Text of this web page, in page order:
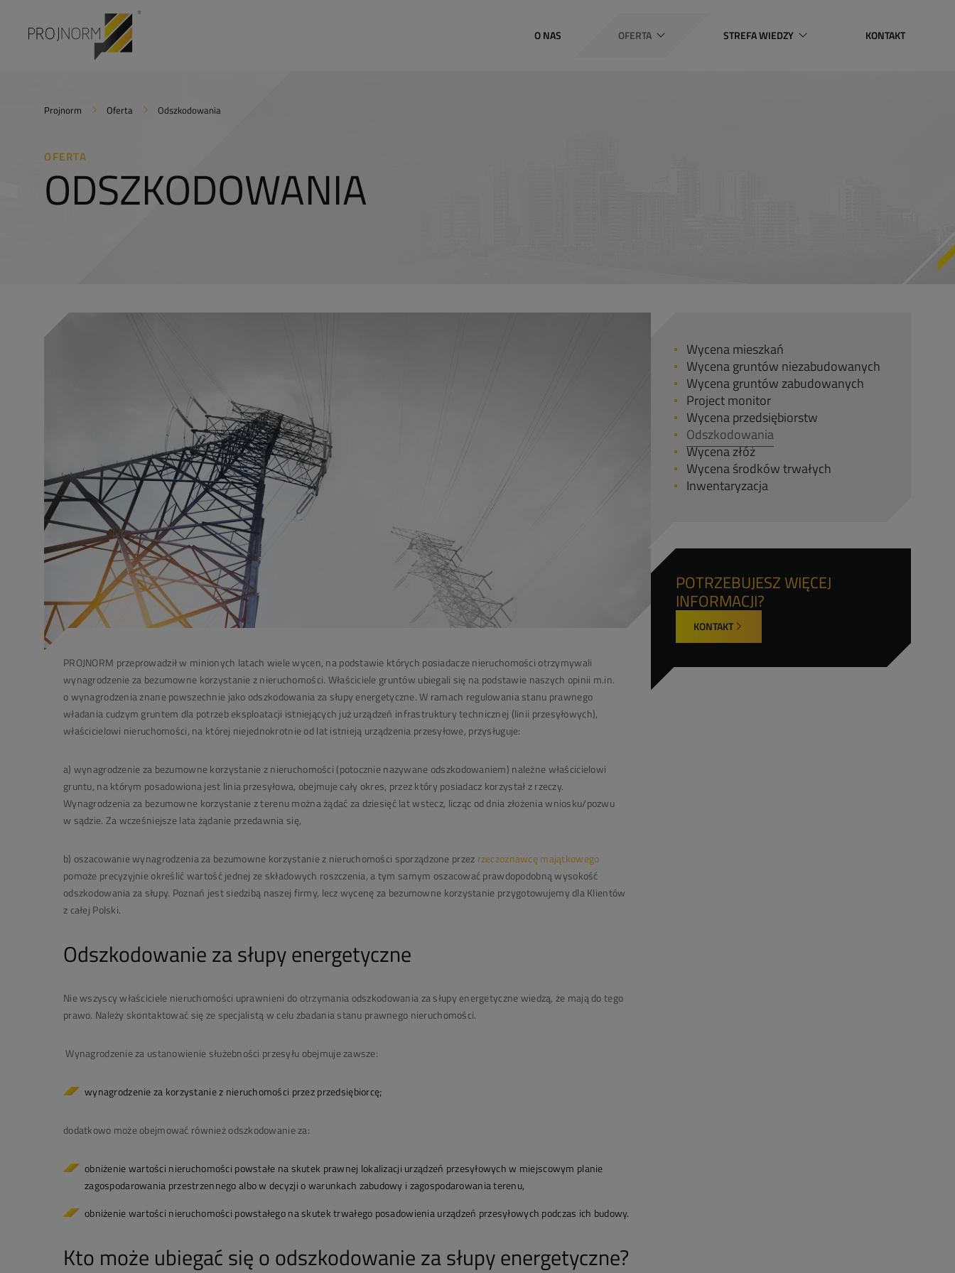
O NAS OFERTA STREFA WIEDZY KONTAKT
Projnorm Oferta Odszkodowania
OFERTA
ODSZKODOWANIA
PROJNORM przeprowadził w minionych latach wiele wycen, na podstawie których posiadacze nieruchomości otrzymywali
wynagrodzenie za bezumowne korzystanie z nieruchomości. Właściciele gruntów ubiegali się na podstawie naszych opinii m.in.
o wynagrodzenia znane powszechnie jako odszkodowania za słupy energetyczne. W ramach regulowania stanu prawnego
władania cudzym gruntem dla potrzeb eksploatacji istniejących już urządzeń infrastruktury technicznej (linii przesyłowych),
właścicielowi nieruchomości, na której niejednokrotnie od lat istnieją urządzenia przesyłowe, przysługuje:
a) wynagrodzenie za bezumowne korzystanie z nieruchomości (potocznie nazywane odszkodowaniem) należne właścicielowi
gruntu, na którym posadowiona jest linia przesyłowa, obejmuje cały okres, przez który posiadacz korzystał z rzeczy.
Wynagrodzenia za bezumowne korzystaniez terenu można żądać za dziesięć lat wstecz, licząc od dnia złożenia wniosku/pozwu
w sądzie. Za wcześniejsze lata żądanie przedawnia się,
b) oszacowanie wynagrodzenia za bezumowne korzystanie z nieruchomości sporządzone przez rzeczoznawcę majątkowego
pomoże precyzyjnie określić wartość jednej ze składowych roszczenia, a tym samym oszacować prawdopodobną wysokość
odszkodowania za słupy. Poznań jest siedzibą naszej firmy, lecz wycenę za bezumowne korzystanie przygotowujemy dla Klientów
z całej Polski.
Odszkodowanie za słupy energetyczne
Nie wszyscy właściciele nieruchomości uprawnieni do otrzymania odszkodowania za słupy energetyczne wiedzą, że mają do tego
prawo. Należy skontaktować się ze specjalistą w celu zbadania stanu prawnego nieruchomości.
Wynagrodzenie za ustanowienie służebności przesyłu obejmuje zawsze:
wynagrodzenie za korzystanie z nieruchomości przez przedsiębiorcę;
dodatkowo może obejmować również odszkodowanie za:
obniżenie wartości nieruchomości powstałe na skutek prawnej lokalizacji urządzeń przesyłowych w miejscowym planie
zagospodarowania przestrzennego albo w decyzji o warunkach zabudowy i zagospodarowania terenu,
obniżenie wartości nieruchomości powstałego na skutek trwałego posadowienia urządzeń przesyłowych podczas ich budowy.
Kto może ubiegać się o odszkodowanie za słupy energetyczne?
Wycena mieszkań
Wycena gruntów niezabudowanych
Wycena gruntów zabudowanych
Project monitor
Wycena przedsiębiorstw
Odszkodowania
Wycena złóż
Wycena środków trwałych
Inwentaryzacja
POTRZEBUJESZ WIĘCEJ
INFORMACJI?
KONTAKT